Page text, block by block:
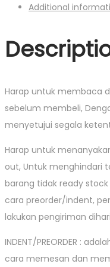
Additional
Harap untuk membaca
sebelum membeli,
menyetujui segala
Harap untuk
out, Untuk menghindari
barang tidak ready
cara preorder/indent,
lakukan pengiriman
INDENT/PREORDER :
cara memesan dan